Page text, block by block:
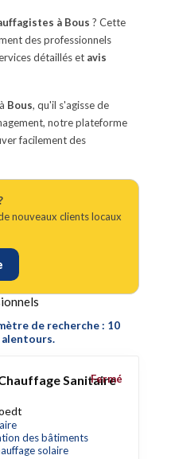
à Bous ? Cette
des professionnels
détaillés et avis
Bous, qu'il s'agisse de
notre plateforme
facilement des
nouveaux clients locaux
de recherche : 10
Sanitaire
des bâtiments
solaire
Fermé